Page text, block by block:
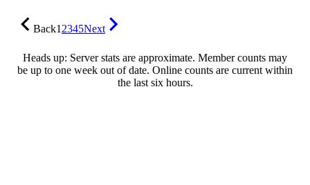
Back12345Next
Heads up: Server stats are approximate. Member counts may
be up to one week out of date. Online counts are current within
the last six hours.